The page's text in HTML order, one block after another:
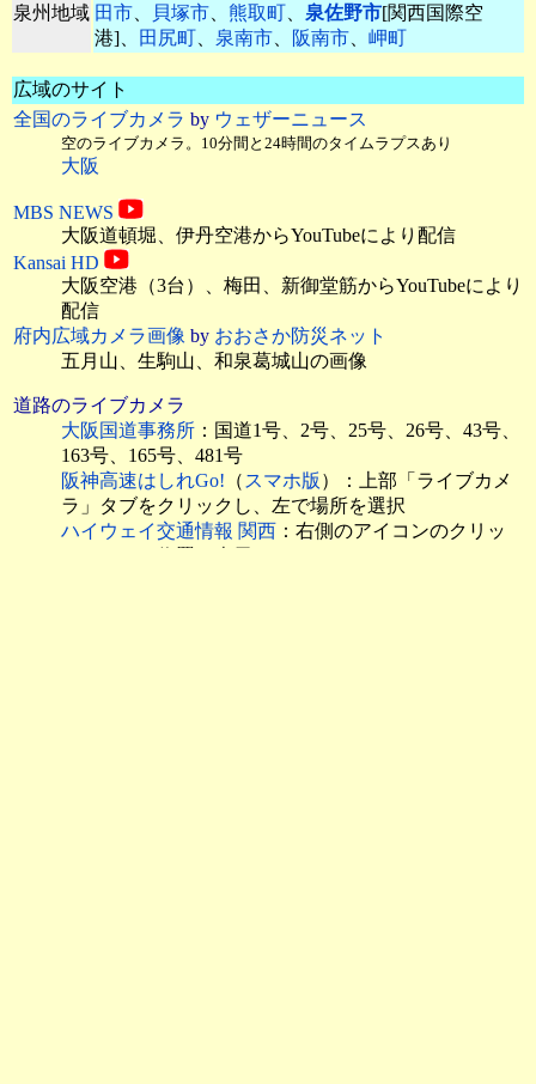
泉州地域 田市、 貝塚市、 熊取町、 泉佐野市[関西国際空
港]、
田尻町、 泉南市、 阪南市、 岬町
広域のサイト
全国のライブカメラ by ウェザーニュース
空のライブカメラ。10分間と24時間のタイムラプスあり
大阪
MBS NEWS
大阪道頓堀、伊丹空港からYouTubeにより配信
Kansai HD
大阪空港（3台）、梅田、新御堂筋からYouTubeにより
配信
府内広域カメラ画像 by おおさか防災ネット
五月山、生駒山、和泉葛城山の画像
道路のライブカメラ
大阪国道事務所 ：国道1号、2号、25号、26号、43号、
163号、165号、481号
阪神高速はしれGo! （スマホ版 ）：上部「ライブカメ
ラ」タブをクリックし、左で場所を選択
ハイウェイ交通情報 関西 ：右側のアイコンのクリッ